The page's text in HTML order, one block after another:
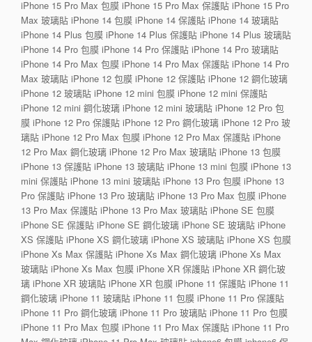
iPhone 15 Pro Max 包膜 iPhone 15 Pro Max 保護貼 iPhone 15 Pro
Max 玻璃貼 iPhone 14 包膜 iPhone 14 保護貼 iPhone 14 玻璃貼
iPhone 14 Plus 包膜 iPhone 14 Plus 保護貼 iPhone 14 Plus 玻璃貼
iPhone 14 Pro 包膜 iPhone 14 Pro 保護貼 iPhone 14 Pro 玻璃貼
iPhone 14 Pro Max 包膜 iPhone 14 Pro Max 保護貼 iPhone 14 Pro
Max 玻璃貼 iPhone 12 包膜 iPhone 12 保護貼 iPhone 12 鋼化玻璃
iPhone 12 玻璃貼 iPhone 12 mini 包膜 iPhone 12 mini 保護貼
iPhone 12 mini 鋼化玻璃 iPhone 12 mini 玻璃貼 iPhone 12 Pro 包
膜 iPhone 12 Pro 保護貼 iPhone 12 Pro 鋼化玻璃 iPhone 12 Pro 玻
璃貼 iPhone 12 Pro Max 包膜 iPhone 12 Pro Max 保護貼 iPhone
12 Pro Max 鋼化玻璃 iPhone 12 Pro Max 玻璃貼 iPhone 13 包膜
iPhone 13 保護貼 iPhone 13 玻璃貼 iPhone 13 mini 包膜 iPhone 13
mini 保護貼 iPhone 13 mini 玻璃貼 iPhone 13 Pro 包膜 iPhone 13
Pro 保護貼 iPhone 13 Pro 玻璃貼 iPhone 13 Pro Max 包膜 iPhone
13 Pro Max 保護貼 iPhone 13 Pro Max 玻璃貼 iPhone SE 包膜
iPhone SE 保護貼 iPhone SE 鋼化玻璃 iPhone SE 玻璃貼 iPhone
XS 保護貼 iPhone XS 鋼化玻璃 iPhone XS 玻璃貼 iPhone XS 包膜
iPhone Xs Max 保護貼 iPhone Xs Max 鋼化玻璃 iPhone Xs Max
玻璃貼 iPhone Xs Max 包膜 iPhone XR 保護貼 iPhone XR 鋼化玻
璃 iPhone XR 玻璃貼 iPhone XR 包膜 iPhone 11 保護貼 iPhone 11
鋼化玻璃 iPhone 11 玻璃貼 iPhone 11 包膜 iPhone 11 Pro 保護貼
iPhone 11 Pro 鋼化玻璃 iPhone 11 Pro 玻璃貼 iPhone 11 Pro 包膜
iPhone 11 Pro Max 包膜 iPhone 11 Pro Max 保護貼 iPhone 11 Pro